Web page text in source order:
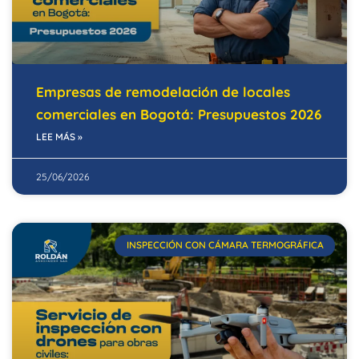
Empresas de remodelación de locales
comerciales en Bogotá: Presupuestos 2026
LEE MÁS »
25/06/2026
INSPECCIÓN CON CÁMARA TERMOGRÁFICA